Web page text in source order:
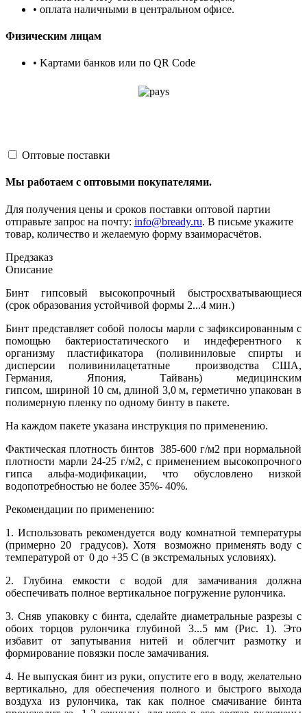
• оплата наличными в центральном офисе.
Физическим лицам
• Kартами банков или по QR Code
Оптовые поставки
Мы работаем с оптовыми покупателями.
Для получения цены и сроков поставки оптовой партии
отправьте запрос на почту: info@bready.ru. В письме укажите
товар, количество и желаемую форму взаиморасчётов.
Предзаказ
Описание
Бинт гипсовый высокопрочный быстросхватывающиеся
(срок образования устойчивой формы 2...4 мин.)
Бинт представляет собой полосы марли с зафиксированным с
помощью бактериостатического и индеферентного к
организму пластификатора (поливиниловые спирты и
дисперсии поливинилацетатные производства США,
Германия, Япония, Тайвань) медицинским
гипсом, шириной 10 см, длиной 3,0 м, герметично упакован в
полимерную пленку по одному бинту в пакете.
На каждом пакете указана инструкция по применению.
Фактическая плотность бинтов 385-600 г/м2 при нормальной
плотности марли 24-25 г/м2, с применением высокопрочного
гипса альфа-модификации, что обусловлено низкой
водопотребностью не более 35%- 40%.
Рекомендации по применению:
1. Использовать рекомендуется воду комнатной температуры
(примерно 20 градусов). Хотя возможно применять воду с
температурой от 0 до +35 С (в экстремальных условиях).
2. Глубина емкости с водой для замачивания должна
обеспечивать полное вертикальное погружение рулончика.
3. Сняв упаковку с бинта, сделайте диаметральные разрезы с
обоих торцов рулончика глубиной 3...5 мм (Рис. 1). Это
избавит от запутывания нитей и облегчит размотку и
формирование повязки после замачивания.
4. Не выпуская бинт из руки, опустите его в воду, желательно
вертикально, для обеспечения полного и быстрого выхода
воздуха из рулончика, так как полное смачивание бинта